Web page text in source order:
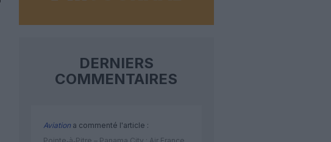
DERNIERS
COMMENTAIRES
Aviation a commenté l'article :